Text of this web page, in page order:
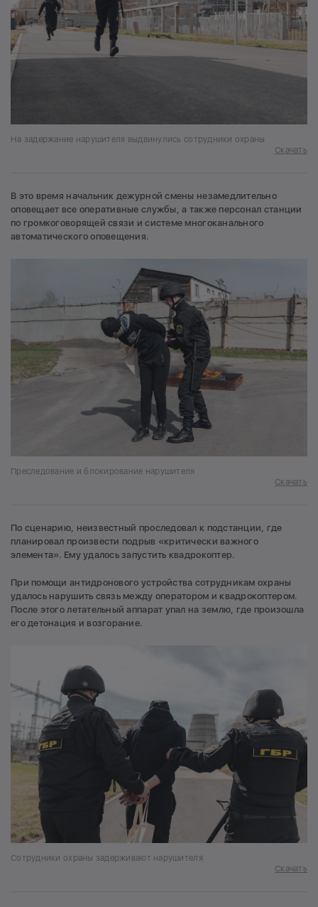
На задержание нарушителя выдвинулись сотрудники охраны
Скачать
В это время начальник дежурной смены незамедлительно
оповещает все оперативные службы, а также персонал станции
по громкоговорящей связи и системе многоканального
автоматического оповещения.
Преследование и блокирование нарушителя
Скачать
По сценарию, неизвестный проследовал к подстанции, где
планировал произвести подрыв «критически важного
элемента». Ему удалось запустить квадрокоптер.
При помощи антидронового устройства сотрудникам охраны
удалось нарушить связь между оператором и квадрокоптером.
После этого летательный аппарат упал на землю, где произошла
его детонация и возгорание.
Сотрудники охраны задерживают нарушителя
Скачать